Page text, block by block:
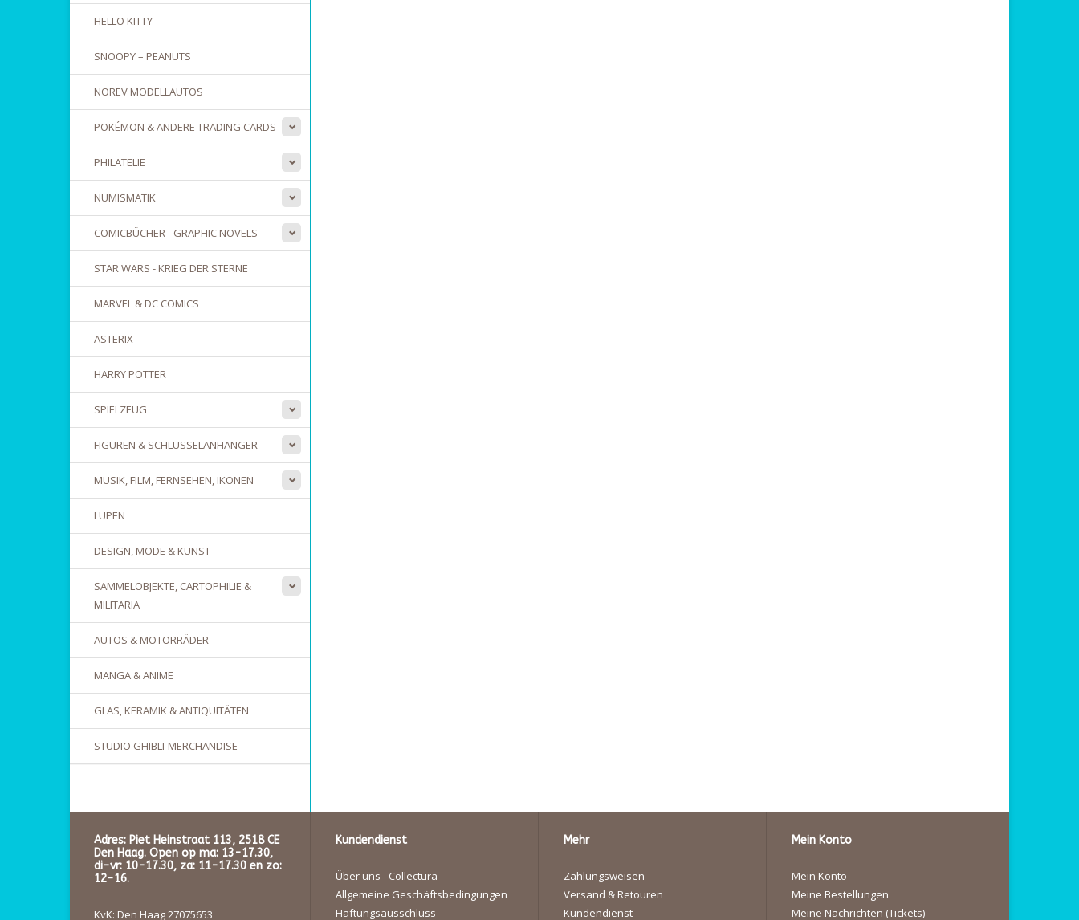
HELLO KITTY
SNOOPY – PEANUTS
NOREV MODELLAUTOS
POKÉMON & ANDERE TRADING CARDS
PHILATELIE
NUMISMATIK
COMICBÜCHER - GRAPHIC NOVELS
STAR WARS - KRIEG DER STERNE
MARVEL & DC COMICS
ASTERIX
HARRY POTTER
SPIELZEUG
FIGUREN & SCHLUSSELANHANGER
MUSIK, FILM, FERNSEHEN, IKONEN
LUPEN
DESIGN, MODE & KUNST
SAMMELOBJEKTE, CARTOPHILIE &
MILITARIA
AUTOS & MOTORRÄDER
MANGA & ANIME
GLAS, KERAMIK & ANTIQUITÄTEN
STUDIO GHIBLI-MERCHANDISE
Adres: Piet Heinstraat 113, 2518 CE
Den Haag. Open op ma: 13-17.30,
di-vr: 10-17.30, za: 11-17.30 en zo:
12-16.
KvK: Den Haag 27075653
Kundendienst
Über uns - Collectura
Allgemeine Geschäftsbedingungen
Haftungsausschluss
Mehr
Zahlungsweisen
Versand & Retouren
Kundendienst
Mein Konto
Mein Konto
Meine Bestellungen
Meine Nachrichten (Tickets)